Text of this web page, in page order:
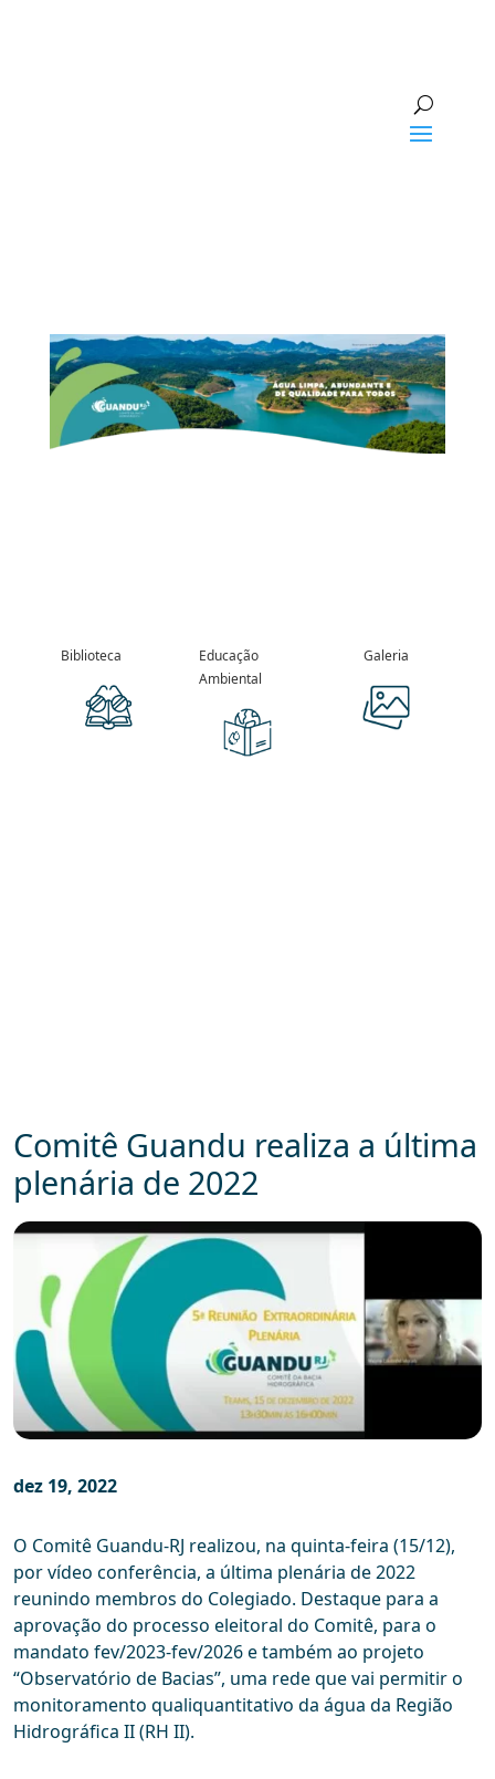
Biblioteca
Educação
Ambiental
Galeria
Comitê Guandu realiza a última
plenária de 2022
dez 19, 2022
O Comitê Guandu-RJ realizou, na quinta-feira (15/12),
por vídeo conferência, a última plenária de 2022
reunindo membros do Colegiado. Destaque para a
aprovação do processo eleitoral do Comitê, para o
mandato fev/2023-fev/2026 e também ao projeto
“Observatório de Bacias”, uma rede que vai permitir o
monitoramento qualiquantitativo da água da Região
Hidrográfica II (RH II).